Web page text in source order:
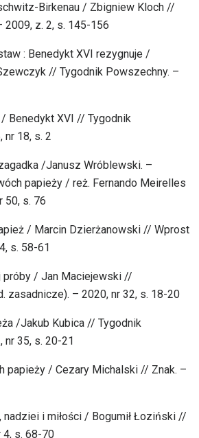
Birkenau / Zbigniew Kloch //
2009, z. 2, s. 145-156
: Benedykt XVI rezygnuje /
// Tygodnik Powszechny. –
Benedykt XVI // Tygodnik
nr 18, s. 2
/Janusz Wróblewski. –
papieży / reż. Fernando Meirelles
50, s. 76
/ Marcin Dzierżanowski // Wprost
s. 58-61
próby / Jan Maciejewski //
zasadnicze). – 2020, nr 32, s. 18-20
/Jakub Kubica // Tygodnik
nr 35, s. 20-21
papieży / Cezary Michalski // Znak. –
nadziei i miłości / Bogumił Łoziński //
4, s. 68-70